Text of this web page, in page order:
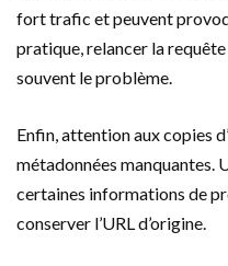
fort trafic et peuvent
pratique, relancer la
souvent le problème.
Enfin, attention aux copies
métadonnées manquantes.
certaines informations de
conserver l’URL d’origine.